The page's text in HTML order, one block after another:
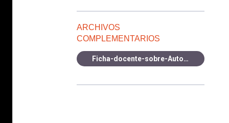
ARCHIVOS
COMPLEMENTARIOS
Ficha-docente-sobre-Autonomia-y-autodeterminacion.pdf